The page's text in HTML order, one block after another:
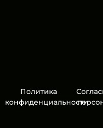
Политика
конфиденциальности